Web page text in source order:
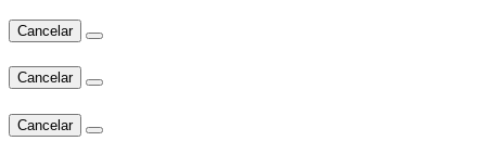
Cancelar
Cancelar
Cancelar